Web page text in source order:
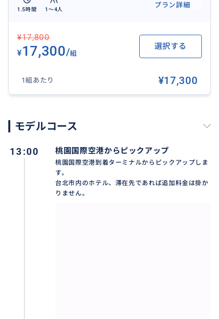
現地に精通した日本語ドライバーが、安心・安全な観
光のご案内はもちろん、天候やご体調などに合わせて
行程や乗車・ピックアップ・下車場所などもアレンジ
して差し上げます。
1.5時間 1〜4人
プラン詳細
¥17,800
¥17,300/組
選択する
1組あたり ¥17,300
モデルコース
13:00 桃園国際空港からピックアップ
桃園国際空港到着ターミナルからピックアップしま
す。
台北市内のホテル、滞在先であれば追加料金は掛か
りません。